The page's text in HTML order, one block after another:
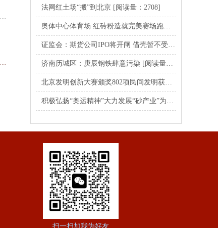
法网红土场“搬”到北京 [阅读量：2708]
济南历城区：庚辰钢铁肆意污染 [阅读量：1831]
扫一扫加我为好友